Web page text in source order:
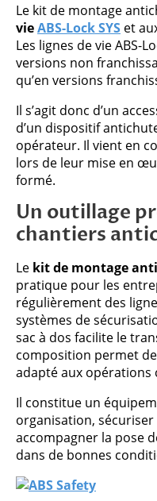
Le kit de montage
vieABS-Lock SYS et
Les lignes de vie ABS-
versions non
qu’en versions
Il s’agit donc d’un
d’un dispositif
opérateur. Il vient en
lors de leur mise en
formé.
Un outillage
chantiers
Le kit de montage
pratique pour les
régulièrement des
systèmes de
sac à dos facilite le
composition permet
adapté aux opérations
Il constitue un
organisation,
accompagner la pose
dans de bonnes